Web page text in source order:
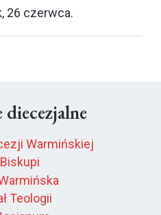
26 czerwca.
Warmińskiej
Teologii